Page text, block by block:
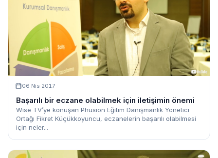
06 Nis 2017
Başarılı bir eczane olabilmek için iletişimin önemi
Wise TV’ye konuşan Phusion Eğitim Danışmanlık Yönetici
Ortağı Fikret Küçükkoyuncu, eczanelerin başarılı olabilmesi
için neler...